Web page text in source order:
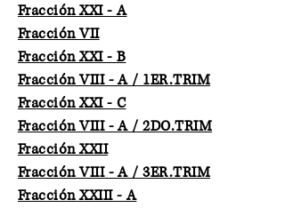
Fracción XXI - A
Fracción VII
Fracción XXI - B
Fracción VIII - A / 1ER.TRIM
Fracción XXI - C
Fracción VIII - A / 2DO.TRIM
Fracción XXII
Fracción VIII - A / 3ER.TRIM
Fracción XXIII - A